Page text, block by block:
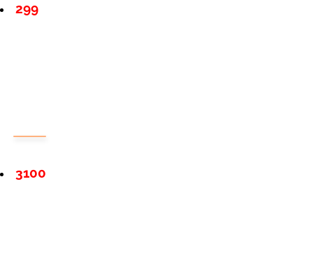
299
3100